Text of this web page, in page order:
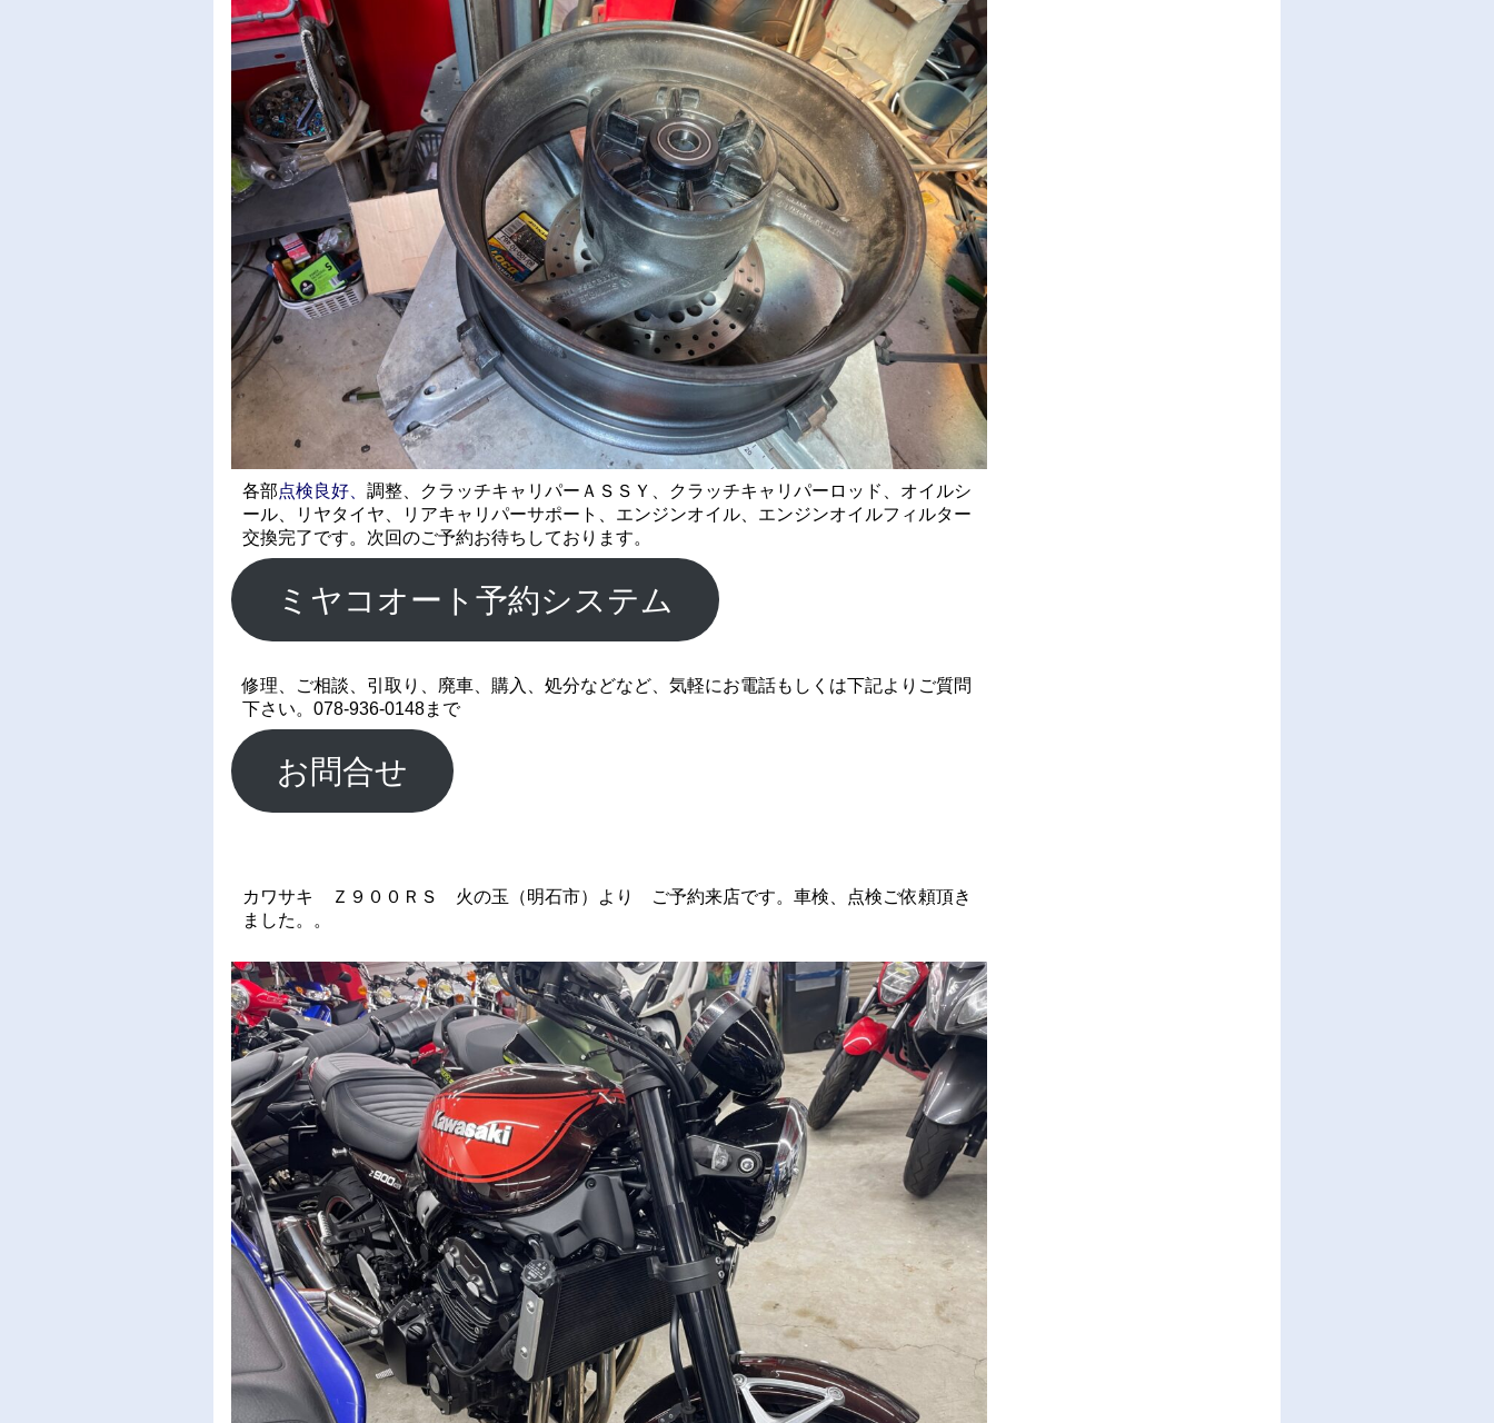
各部点検良好、 調整、クラッチキャリパーＡＳＳＹ、クラッチキャリパーロッド、オイルシ
ール、リヤタイヤ、
リアキャリパーサポート
、エンジンオイル、エンジンオイルフィルター
交換完了です。次回のご予約お待ちしております。
ミヤコオート予約システム
修理、ご相談、引取り、廃車、購入、処分などなど、気軽にお電話もしくは下記よりご質問
下さい。078-936-0148まで
お問合せ
カワサキ Ｚ９００ＲＳ 火の玉（明石市）より ご予約来店です。車検、点検ご依頼頂き
ました。。